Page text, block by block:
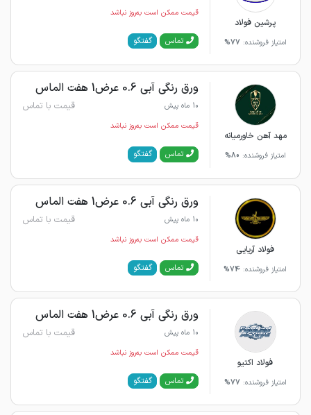
پرشین فولاد
امتیاز فروشنده: 77%
قیمت ممکن است به‌روز نباشد
تماس گفتگو
مهد آهن خاورمیانه
امتیاز فروشنده: 80%
ورق رنگی آبی 0.6 عرض1 هفت الماس
10 ماه پیش قیمت با تماس
قیمت ممکن است به‌روز نباشد
تماس گفتگو
فولاد آریایی
امتیاز فروشنده: 74%
ورق رنگی آبی 0.6 عرض1 هفت الماس
10 ماه پیش قیمت با تماس
قیمت ممکن است به‌روز نباشد
تماس گفتگو
فولاد اکتیو
امتیاز فروشنده: 77%
ورق رنگی آبی 0.6 عرض1 هفت الماس
10 ماه پیش قیمت با تماس
قیمت ممکن است به‌روز نباشد
تماس گفتگو